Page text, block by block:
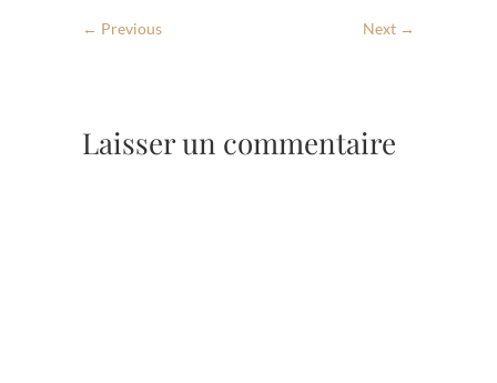
← Previous Next →
Laisser un commentaire